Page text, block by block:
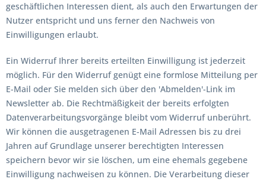
geschäftlichen Interessen dient, als auch den Erwartungen der
Nutzer entspricht und uns ferner den Nachweis von
Einwilligungen erlaubt.
Ein Widerruf Ihrer bereits erteilten Einwilligung ist jederzeit
möglich. Für den Widerruf genügt eine formlose Mitteilung per
E-Mail oder Sie melden sich über den 'Abmelden'-Link im
Newsletter ab. Die Rechtmäßigkeit der bereits erfolgten
Datenverarbeitungsvorgänge bleibt vom Widerruf unberührt.
Wir können die ausgetragenen E-Mail Adressen bis zu drei
Jahren auf Grundlage unserer berechtigten Interessen
speichern bevor wir sie löschen, um eine ehemals gegebene
Einwilligung nachweisen zu können. Die Verarbeitung dieser